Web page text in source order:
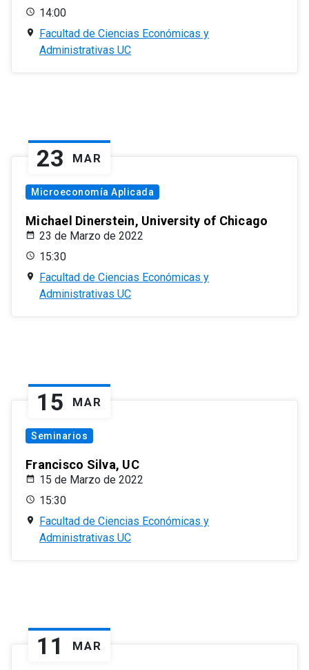
14:00
Facultad de Ciencias Económicas y
Administrativas UC
23 MAR
Microeconomía Aplicada
Michael Dinerstein, University of Chicago
23 de Marzo de 2022
15:30
Facultad de Ciencias Económicas y
Administrativas UC
15 MAR
Seminarios
Francisco Silva, UC
15 de Marzo de 2022
15:30
Facultad de Ciencias Económicas y
Administrativas UC
11 MAR